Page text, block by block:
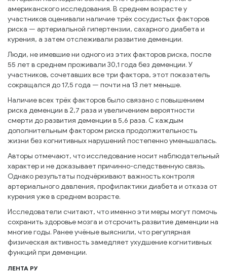
американского исследования. В среднем возрасте у
участников оценивали наличие трёх сосудистых факторов
риска — артериальной гипертензии, сахарного диабета и
курения, а затем отслеживали развитие деменции.
Люди, не имевшие ни одного из этих факторов риска, после
55 лет в среднем проживали 30,1 года без деменции. У
участников, сочетавших все три фактора, этот показатель
сокращался до 17,5 года — почти на 13 лет меньше.
Наличие всех трёх факторов было связано с повышением
риска деменции в 2,7 раза и увеличением вероятности
смерти до развития деменции в 5,6 раза. С каждым
дополнительным фактором риска продолжительность
жизни без когнитивных нарушений постепенно уменьшалась.
Авторы отмечают, что исследование носит наблюдательный
характер и не доказывает причинно-следственную связь.
Однако результаты подчёркивают важность контроля
артериального давления, профилактики диабета и отказа от
курения уже в среднем возрасте.
Исследователи считают, что именно эти меры могут помочь
сохранить здоровье мозга и отсрочить развитие деменции на
многие годы. Ранее учёные выяснили, что регулярная
физическая активность замедляет ухудшение когнитивных
функций при деменции.
ЛЕНТА РУ